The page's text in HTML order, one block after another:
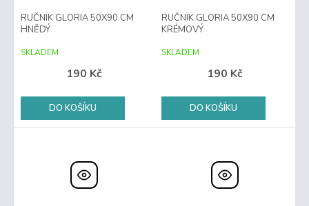
RUČNÍK GLORIA 50X90 CM
HNĚDÝ
SKLADEM
190 Kč
DO KOŠÍKU
RUČNÍK GLORIA 50X90 CM
KRÉMOVÝ
SKLADEM
190 Kč
DO KOŠÍKU